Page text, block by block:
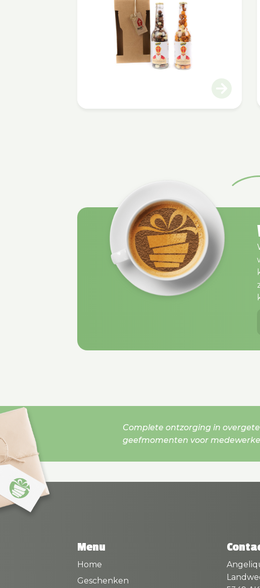
Complete ontzorging in
geefmomenten voor
Menu
Home
Geschenken